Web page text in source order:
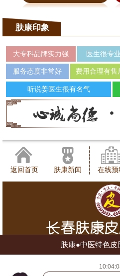
肤康印象
大专科品牌实力强 医生很专业
服务态度非常好 费用合理有售
听说姜医生很有名气
返回首页 肤康新闻 在线预
地址：长春市朝阳区西
肤康●中医特色皮